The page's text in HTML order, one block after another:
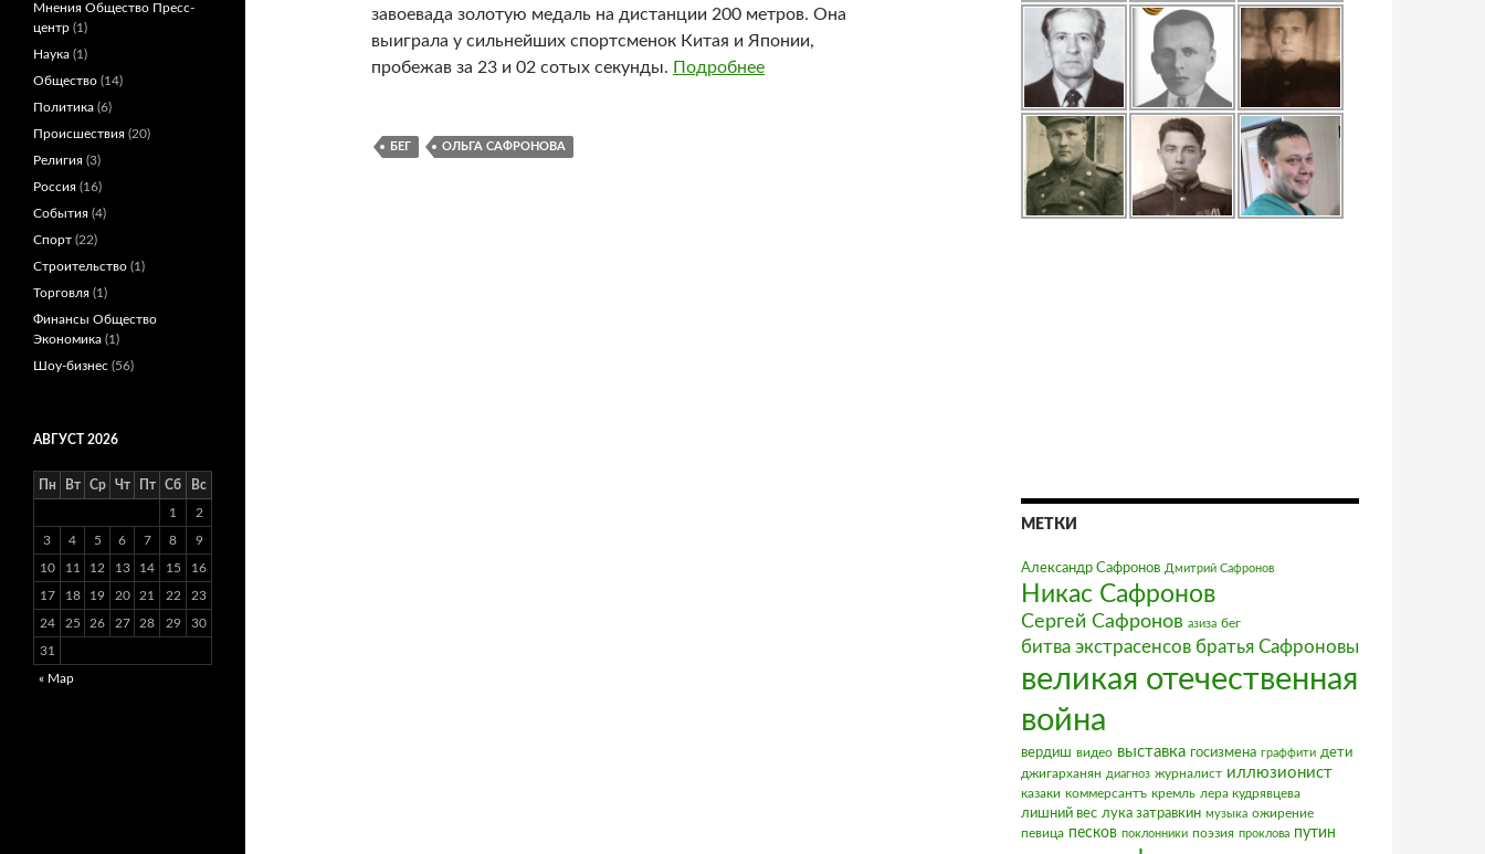
завоевада золотую медаль на дистанции 200 метров. Она
выиграла у сильнейших спортсменок Китая и Японии,
пробежав за 23 и 02 сотых секунды. Подробнее
БЕГ ОЛЬГА САФРОНОВА
МЕТКИ
Александр Сафронов Дмитрий Сафронов
Никас Сафронов
Сергей Сафронов азиза бег
битва экстрасенсов братья Сафроновы
великая отечественная
война
вердиш видео выставка госизмена граффити дети
джигарханян диагноз журналист иллюзионист
казаки коммерсантъ кремль лера кудрявцева
лишний вес лука затравкин музыка ожирение
певица песков поклонники поэзия проклова путин
Мнения Общество Пресс-
центр (1)
Наука (1)
Общество (14)
Политика (6)
Происшествия (20)
Религия (3)
Россия (16)
События (4)
Спорт (22)
Строительство (1)
Торговля (1)
Финансы Общество
Экономика (1)
Шоу-бизнес (56)
АВГУСТ 2026
Пн Вт Ср Чт Пт Сб Вс
1 2
3 4 5 6 7 8 9
10 11 12 13 14 15 16
17 18 19 20 21 22 23
24 25 26 27 28 29 30
31
« Мар